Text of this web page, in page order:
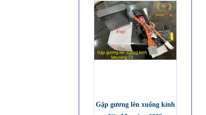
Gập gương lên xuống kính